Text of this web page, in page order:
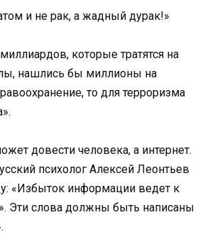
и не рак, а жадный дурак!»
которые тратятся на
нашлись бы миллионы на
то для терроризма
довести человека, а интернет.
психолог Алексей Леонтьев
«Избыток информации ведет к
Эти слова должны быть написаны